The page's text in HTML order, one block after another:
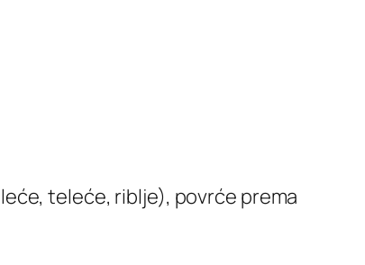
teleće, riblje), povrće prema